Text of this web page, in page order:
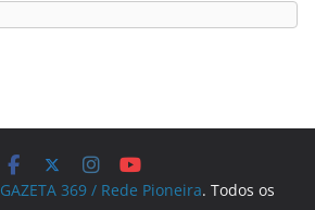
GAZETA 369 / Rede Pioneira. Todos os